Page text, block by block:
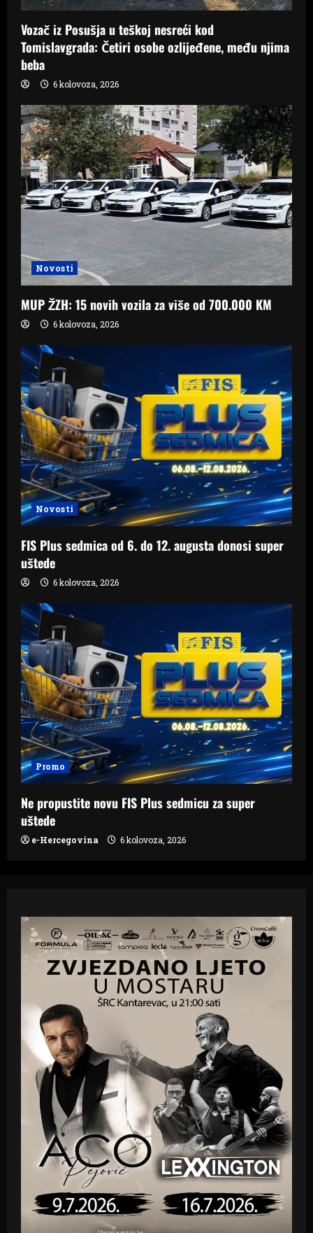
Vozač iz Posušja u teškoj nesreći kod
Tomislavgrada: Četiri osobe ozlijeđene, među njima
beba
6 kolovoza, 2026
Novosti
MUP ŽZH: 15 novih vozila za više od 700.000 KM
6 kolovoza, 2026
Novosti
FIS Plus sedmica od 6. do 12. augusta donosi super
uštede
6 kolovoza, 2026
Promo
Ne propustite novu FIS Plus sedmicu za super
uštede
e-Hercegovina 6 kolovoza, 2026